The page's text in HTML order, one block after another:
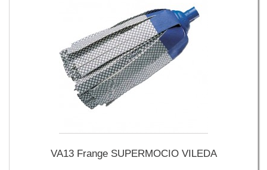
VA13 Frange SUPERMOCIO VILEDA